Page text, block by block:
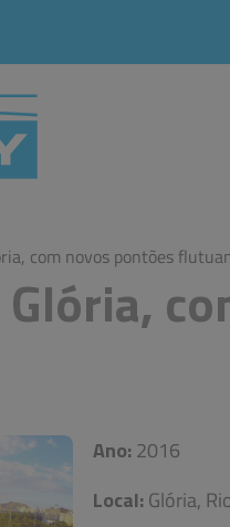
com novos pontões
Ano:2016
Local:Glória,